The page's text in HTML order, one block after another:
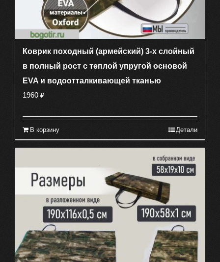
Коврик походный (армейский) 3-х слойный
в полный рост с теплой упругой основой
EVA и водоотталкивающей тканью
1960 ₽
В корзину Детали